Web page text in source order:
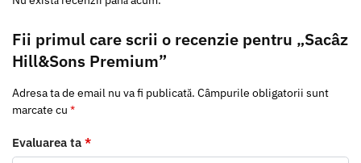
Fii primul care scrii o recenzie pentru „Sacâz
Hill&Sons Premium”
Adresa ta de email nu va fi publicată. Câmpurile obligatorii sunt
marcate cu *
Evaluarea ta *